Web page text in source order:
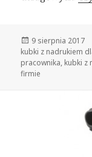
Opublikowano
9 sierpnia 2017
kubki z nadrukiem
pracownika, kubki z
firmie